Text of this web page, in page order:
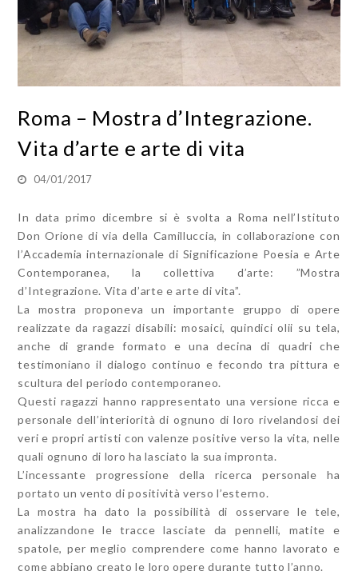
Roma – Mostra d’Integrazione.
Vita d’arte e arte di vita
04/01/2017
In data primo dicembre si è svolta a Roma nell’Istituto
Don Orione di via della Camilluccia, in collaborazione con
l’Accademia internazionale di Significazione Poesia e Arte
Contemporanea, la collettiva d’arte: ”Mostra
d’Integrazione. Vita d’arte e arte di vita”.
La mostra proponeva un importante gruppo di opere
realizzate da ragazzi disabili: mosaici, quindici olii su tela,
anche di grande formato e una decina di quadri che
testimoniano il dialogo continuo e fecondo tra pittura e
scultura del periodo contemporaneo.
Questi ragazzi hanno rappresentato una versione ricca e
personale dell’interiorità di ognuno di loro rivelandosi dei
veri e propri artisti con valenze positive verso la vita, nelle
quali ognuno di loro ha lasciato la sua impronta.
L’incessante progressione della ricerca personale ha
portato un vento di positività verso l’esterno.
La mostra ha dato la possibilità di osservare le tele,
analizzandone le tracce lasciate da pennelli, matite e
spatole, per meglio comprendere come hanno lavorato e
come abbiano creato le loro opere durante tutto l’anno.